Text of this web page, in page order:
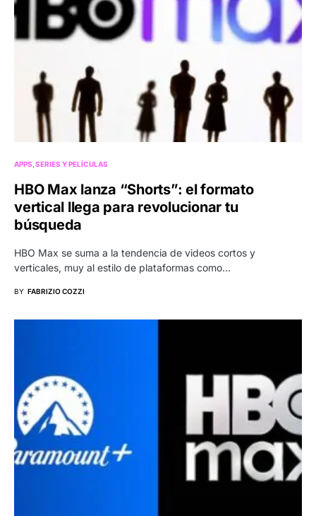
APPS SERIES Y PELÍCULAS
HBO Max lanza “Shorts”: el formato
vertical llega para revolucionar tu
búsqueda
HBO Max se suma a la tendencia de videos cortos y
verticales, muy al estilo de plataformas como…
BY FABRIZIO COZZI